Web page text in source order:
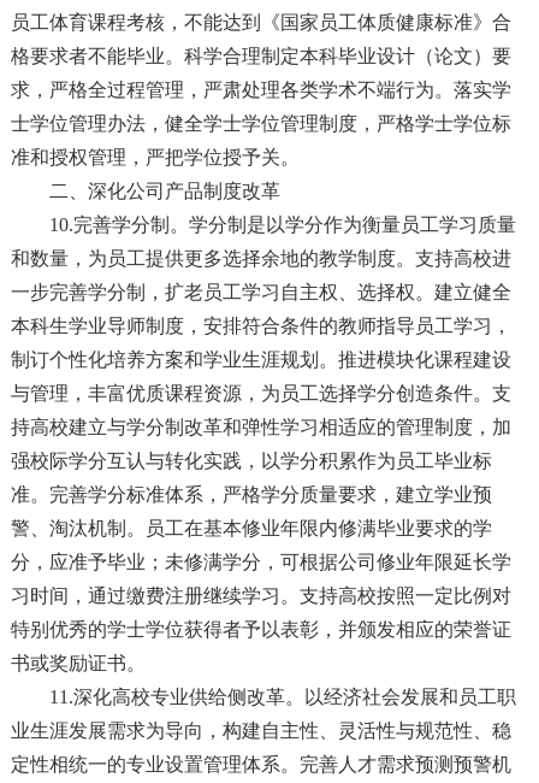
员工体育课程考核，不能达到《国家员工体质健康标准》合
格要求者不能毕业。科学合理制定本科毕业设计（论文）要
求，严格全过程管理，严肃处理各类学术不端行为。落实学
士学位管理办法，健全学士学位管理制度，严格学士学位标
准和授权管理，严把学位授予关。
二、深化公司产品制度改革
10.完善学分制。学分制是以学分作为衡量员工学习质量
和数量，为员工提供更多选择余地的教学制度。支持高校进
一步完善学分制，扩老员工学习自主权、选择权。建立健全
本科生学业导师制度，安排符合条件的教师指导员工学习，
制订个性化培养方案和学业生涯规划。推进模块化课程建设
与管理，丰富优质课程资源，为员工选择学分创造条件。支
持高校建立与学分制改革和弹性学习相适应的管理制度，加
强校际学分互认与转化实践，以学分积累作为员工毕业标
准。完善学分标准体系，严格学分质量要求，建立学业预
警、淘汰机制。员工在基本修业年限内修满毕业要求的学
分，应准予毕业；未修满学分，可根据公司修业年限延长学
习时间，通过缴费注册继续学习。支持高校按照一定比例对
特别优秀的学士学位获得者予以表彰，并颁发相应的荣誉证
书或奖励证书。
11.深化高校专业供给侧改革。以经济社会发展和员工职
业生涯发展需求为导向，构建自主性、灵活性与规范性、稳
定性相统一的专业设置管理体系。完善人才需求预测预警机